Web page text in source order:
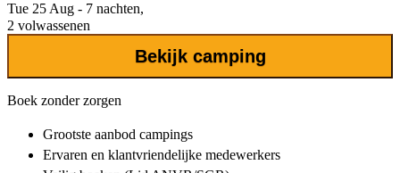
Tue 25 Aug - 7 nachten,
2 volwassenen
Bekijk camping
Boek zonder zorgen
Grootste aanbod campings
Ervaren en klantvriendelijke medewerkers